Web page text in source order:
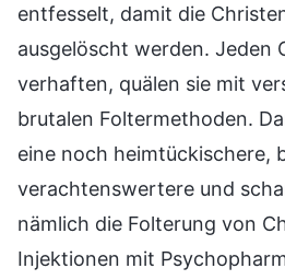
entfesselt, damit die
ausgelöscht werden. Jeden
verhaften, quälen sie mit
brutalen Foltermethoden.
eine noch heimtückischere,
verachtenswertere und
nämlich die Folterung von
Injektionen mit